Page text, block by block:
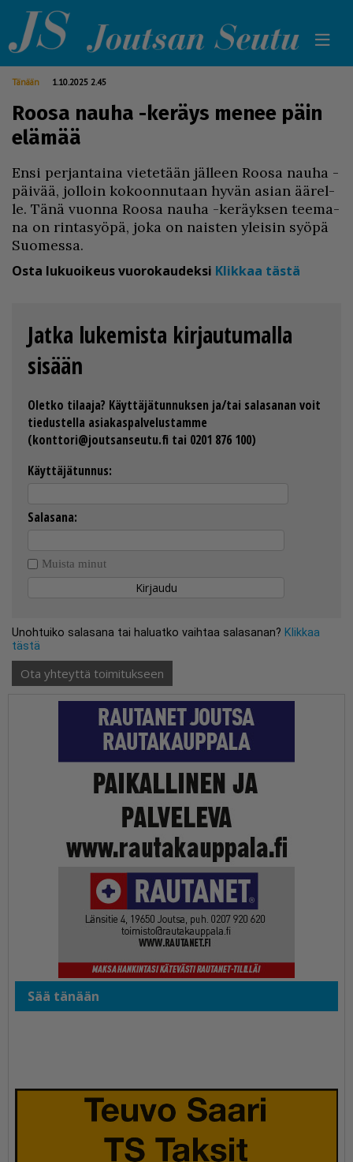
Tänään 1.10.2025 2.45
Roosa nauha -keräys menee päin
elämää
En­si per­jan­tai­na vie­te­tään jäl­leen Roo­sa nau­ha -
päi­vää, jol­loin ko­koon­nu­taan hy­vän asi­an ää­rel­
le. Tänä vuon­na Roo­sa nau­ha -ke­räyk­sen tee­ma­
na on rin­ta­syö­pä, joka on nais­ten ylei­sin syö­pä
Suo­mes­sa.
Osta lukuoikeus vuorokaudeksi Klikkaa tästä
Jatka lukemista kirjautumalla
sisään
Oletko tilaaja? Käyttäjätunnuksen ja/tai salasanan voit
tiedustella asiakaspalvelustamme
(konttori@joutsanseutu.fi tai 0201 876 100)
Käyttäjätunnus:
Salasana:
Muista minut
Unohtuiko salasana tai haluatko vaihtaa salasanan? Klikkaa
tästä
Ota yhteyttä toimitukseen
Sää tänään